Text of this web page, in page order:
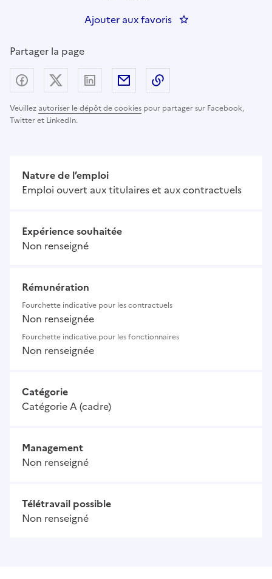
Ajouter aux favoris : CADRE
Partager la page
Veuillezautoriser le dépôt de cookies pour partager sur Facebook,
Twitter et LinkedIn.
Partager sur Facebook
Partager sur X (anciennement Twitter) -
Partager sur LinkedIn
Partager par email
Nature de l’emploi
Emploi ouvert aux titulaires et aux contractuels
Expérience souhaitée
Non renseigné
Rémunération
Fourchette indicative pour les contractuels
Non renseignée
Fourchette indicative pour les fonctionnaires
Non renseignée
Catégorie
Catégorie A (cadre)
Management
Non renseigné
Télétravail possible
Non renseigné